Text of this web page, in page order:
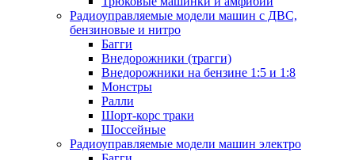
Радиоуправляемые модели машин с ДВС,
бензиновые и нитро
Багги
Внедорожники (трагги)
Внедорожники на бензине 1:5 и 1:8
Монстры
Ралли
Шорт-корс траки
Шоссейные
Радиоуправляемые модели машин электро